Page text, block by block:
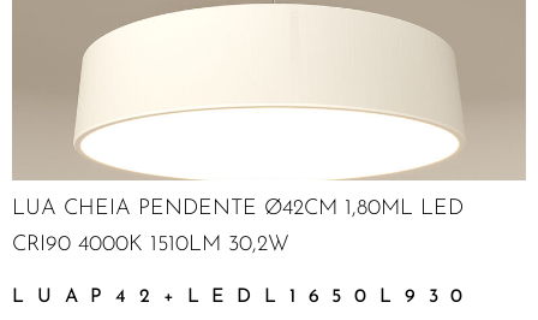
LUA CHEIA PENDENTE Ø42CM 1,80ML LED
CRI90 4000K 1510LM 30,2W
LUAP42+LEDL1650L930